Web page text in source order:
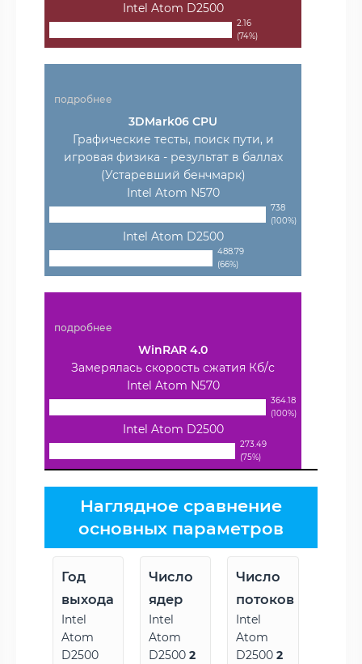
Intel Atom D2500
2.16
(74%)
подробнее
3DMark06 CPU
Графические тесты, поиск пути, и
игровая физика - результат в баллах
(Устаревший бенчмарк)
Intel Atom N570
738
(100%)
Intel Atom D2500
488.79
(66%)
подробнее
WinRAR 4.0
Замерялась скорость сжатия Кб/с
Intel Atom N570
364.18
(100%)
Intel Atom D2500
273.49
(75%)
Наглядное сравнение
основных параметров
Год
выхода
Intel
Atom
D2500
Число
ядер
Intel
Atom
D25002
Число
потоков
Intel
Atom
D25002